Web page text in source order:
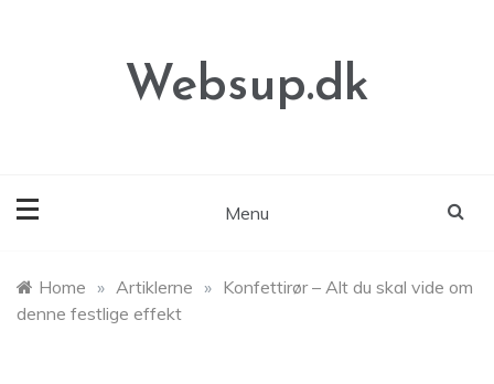
Websup.dk
Menu
Home » Artiklerne » Konfettirør – Alt du skal vide om
denne festlige effekt